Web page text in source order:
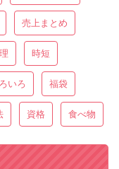
売上まとめ
時短
いろ 福袋
資格 食べ物